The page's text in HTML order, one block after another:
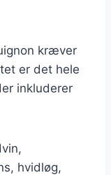
kræver
er det hele
inkluderer
hvidløg,